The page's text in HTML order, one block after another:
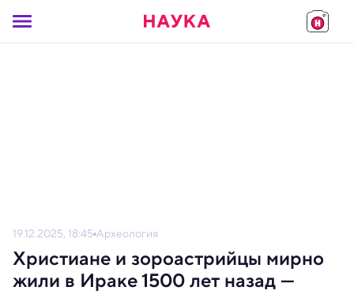
19.12.2025, 18:45 Археология
Христиане и зороастрийцы мирно
жили в Ираке 1500 лет назад —